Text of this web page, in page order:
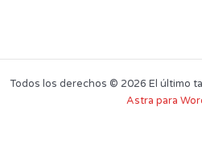
Todos los derechos © 2026 El último
Astra para